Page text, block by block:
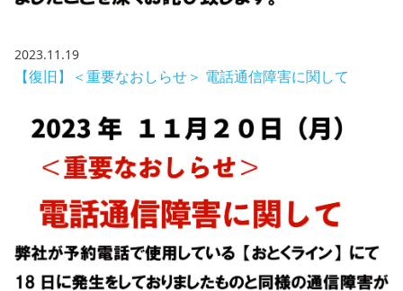
2023.11.19
【復旧】＜重要なおしらせ＞ 電話通信障害に関して